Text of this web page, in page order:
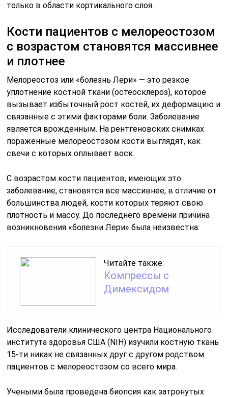
только в области кортикального слоя.
Кости пациентов с мелореостозом
с возрастом становятся массивнее
и плотнее
Мелореостоз или «болезнь Лери» — это резкое
уплотнение костной ткани (остеосклероз), которое
вызывает избыточный рост костей, их деформацию и
связанные с этими факторами боли. Заболевание
является врожденным. На рентгеновских снимках
пораженные мелореостозом кости выглядят, как
свечи с которых оплывает воск.
С возрастом кости пациентов, имеющих это
заболевание, становятся все массивнее, в отличие от
большинства людей, кости которых теряют свою
плотность и массу. До последнего времени причина
возникновения «болезни Лери» была неизвестна.
Читайте также:
Компрессы с
Димексидом
Исследователи клинического центра Национального
института здоровья США (NIH) изучили костную ткань
15-ти никак не связанных друг с другом родством
пациентов с мелореостозом со всего мира.
Учеными была проведена биопсия как затронутых